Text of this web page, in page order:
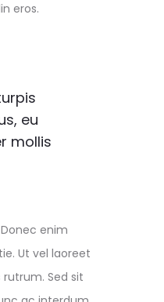
eros.
eu
mollis
enim
Ut vel laoreet
Sed sit